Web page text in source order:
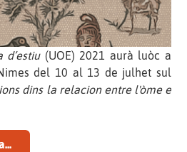
d’estiu(UOE) 2021 aurà luòc a
del 10 al 13 de julhet sul
dins la relacion entre l'òme e